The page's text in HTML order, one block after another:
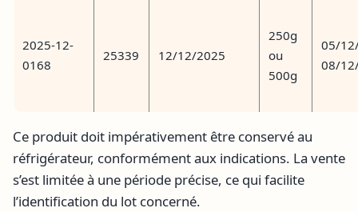
2025-12-
0168
25339 12/12/2025
250g
ou
500g
05/
08/
Ce produit doit impérativement être conservé au
réfrigérateur, conformément aux indications. La vente
s’est limitée à une période précise, ce qui facilite
l’identification du lot concerné.